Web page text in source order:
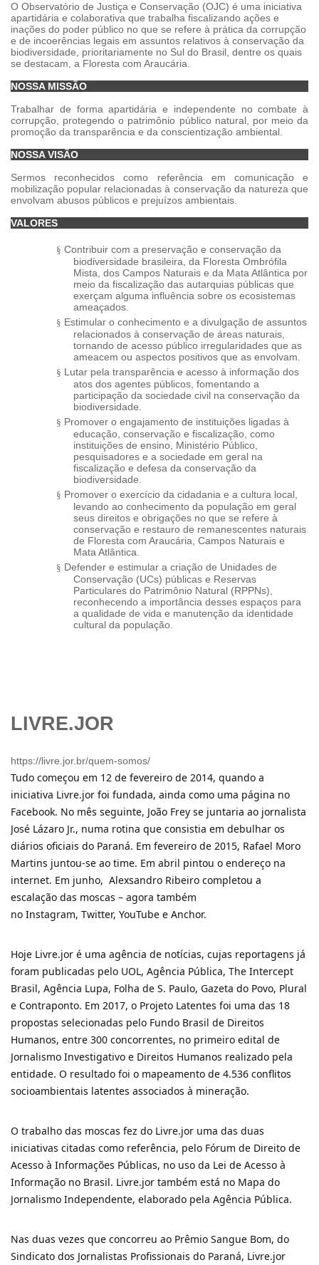
O Observatório de Justiça e Conservação (OJC) é uma iniciativa
apartidária e colaborativa que trabalha fiscalizando ações e
inações do poder público no que se refere à prática da corrupção
e de incoerências legais em assuntos relativos à conservação da
biodiversidade, prioritariamente no Sul do Brasil, dentre os quais
se destacam, a Floresta com Araucária.
NOSSA MISSÃO
Trabalhar de forma apartidária e independente no combate à
corrupção, protegendo o patrimônio público natural, por meio da
promoção da transparência e da conscientização ambiental.
NOSSA VISÃO
Sermos reconhecidos como referência em comunicação e
mobilização popular relacionadas à conservação da natureza que
envolvam abusos públicos e prejuízos ambientais.
VALORES
§ Contribuir com a preservação e conservação da
biodiversidade brasileira, da Floresta Ombrófila
Mista, dos Campos Naturais e da Mata Atlântica por
meio da fiscalização das autarquias públicas que
exerçam alguma influência sobre os ecosistemas
ameaçados.
§ Estimular o conhecimento e a divulgação de assuntos
relacionados à conservação de áreas naturais,
tornando de acesso público irregularidades que as
ameacem ou aspectos positivos que as envolvam.
§ Lutar pela transparência e acesso à informação dos
atos dos agentes públicos, fomentando a
participação da sociedade civil na conservação da
biodiversidade.
§ Promover o engajamento de instituições ligadas à
educação, conservação e fiscalização, como
instituições de ensino, Ministério Público,
pesquisadores e a sociedade em geral na
fiscalização e defesa da conservação da
biodiversidade.
§ Promover o exercício da cidadania e a cultura local,
levando ao conhecimento da população em geral
seus direitos e obrigações no que se refere à
conservação e restauro de remanescentes naturais
de Floresta com Araucária, Campos Naturais e
Mata Atlântica.
§ Defender e estimular a criação de Unidades de
Conservação (UCs) públicas e Reservas
Particulares do Patrimônio Natural (RPPNs),
reconhecendo a importância desses espaços para
a qualidade de vida e manutenção da identidade
cultural da população.
LIVRE.JOR
https://livre.jor.br/quem-somos/
Tudo começou em 12 de fevereiro de 2014, quando a
iniciativa Livre.jor foi fundada, ainda como uma página no
Facebook. No mês seguinte, João Frey se juntaria ao jornalista
José Lázaro Jr., numa rotina que consistia em debulhar os
diários oficiais do Paraná. Em fevereiro de 2015, Rafael Moro
Martins juntou-se ao time. Em abril pintou o endereço na
internet. Em junho, Alexsandro Ribeiro completou a
escalação das moscas – agora também
no Instagram, Twitter, YouTube e Anchor.
Hoje Livre.jor é uma agência de notícias, cujas reportagens já
foram publicadas pelo UOL, Agência Pública, The Intercept
Brasil, Agência Lupa, Folha de S. Paulo, Gazeta do Povo, Plural
e Contraponto. Em 2017, o Projeto Latentes foi uma das 18
propostas selecionadas pelo Fundo Brasil de Direitos
Humanos, entre 300 concorrentes, no primeiro edital de
Jornalismo Investigativo e Direitos Humanos realizado pela
entidade. O resultado foi o mapeamento de 4.536 conflitos
socioambientais latentes associados à mineração.
O trabalho das moscas fez do Livre.jor uma das duas
iniciativas citadas como referência, pelo Fórum de Direito de
Acesso à Informações Públicas, no uso da Lei de Acesso à
Informação no Brasil. Livre.jor também está no Mapa do
Jornalismo Independente, elaborado pela Agência Pública.
Nas duas vezes que concorreu ao Prêmio Sangue Bom, do
Sindicato dos Jornalistas Profissionais do Paraná, Livre.jor